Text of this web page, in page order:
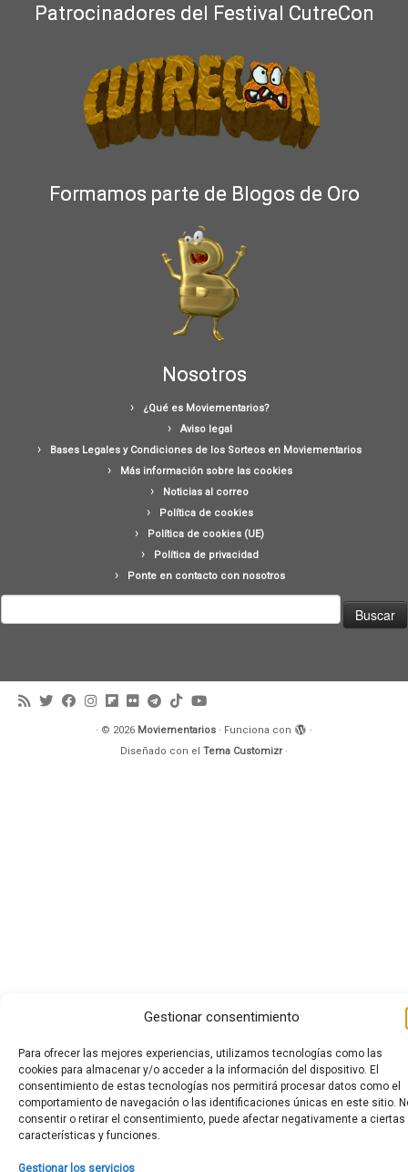
Gestionar consentimiento
Para ofrecer las mejores experiencias, utilizamos tecnologías como las
cookies para almacenar y/o acceder a la información del dispositivo. El
consentimiento de estas tecnologías nos permitirá procesar datos como el
comportamiento de navegación o las identificaciones únicas en este sitio.
consentir o retirar el consentimiento, puede afectar negativamente a ciertas
características y funciones.
Gestionar los servicios
Patrocinadores del Festival CutreCon
Formamos parte de Blogos de Oro
Nosotros
¿Qué es Moviementarios?
Aviso legal
Bases Legales y Condiciones de los Sorteos en Moviementarios
Más información sobre las cookies
Noticias al correo
Política de cookies
Política de cookies (UE)
Política de privacidad
Ponte en contacto con nosotros
· © 2026 Moviementarios · Funciona con
·
Diseñado con el Tema Customizr·